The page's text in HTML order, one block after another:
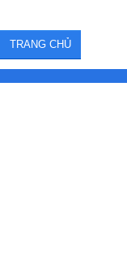
TRANG CHỦ